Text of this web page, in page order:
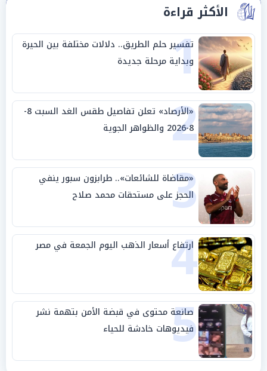
الأكثر قراءة
1
تفسير حلم الطريق.. دلالات مختلفة بين الحيرة
وبداية مرحلة جديدة
2
«الأرصاد» تعلن تفاصيل طقس الغد السبت 8-
8-2026 والظواهر الجوية
3
«مقاضاة للشائعات».. طرابزون سبور ينفي
الحجز على مستحقات محمد صلاح
4
ارتفاع أسعار الذهب اليوم الجمعة في مصر
5
صانعة محتوى في قبضة الأمن بتهمة نشر
فيديوهات خادشة للحياء